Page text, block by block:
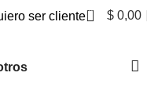
ser cliente 0 $ 0,00